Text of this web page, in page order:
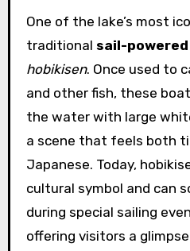
One of the lake’s most
traditional sail-
hobikisen. Once used to
and other fish, these
the water with large
a scene that feels both
Japanese. Today,
cultural symbol and can
during special sailing
offering visitors a